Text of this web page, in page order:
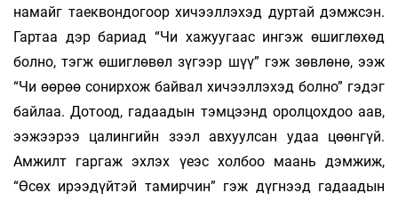
намайг таеквондогоор хичээллэхэд дуртай дэмжсэн.
Гартаа дэр бариад “Чи хажуугаас ингэж өшиглөхөд
болно, тэгж өшиглөвөл зүгээр шүү” гэж зөвлөнө, ээж
“Чи өөрөө сонирхож байвал хичээллэхэд болно” гэдэг
байлаа. Дотоод, гадаадын тэмцээнд оролцохдоо аав,
ээжээрээ цалингийн зээл авхуулсан удаа цөөнгүй.
Амжилт гаргаж эхлэх үеэс холбоо маань дэмжиж,
“Өсөх ирээдүйтэй тамирчин” гэж дүгнээд гадаадын